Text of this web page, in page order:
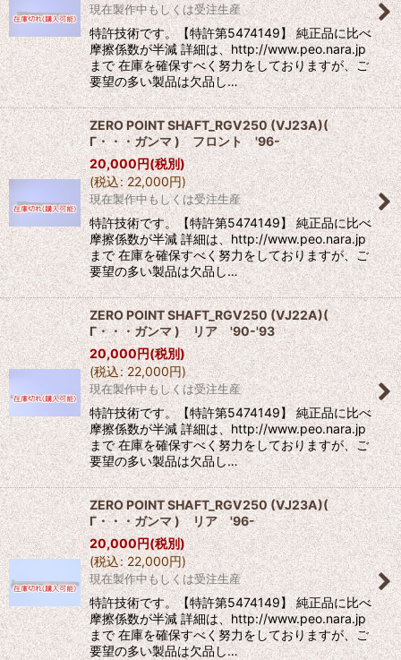
現在製作中もしくは受注生産
特許技術です。【特許第5474149】 純正品に比べ
摩擦係数が半減 詳細は、http://www.peo.nara.jp
まで 在庫を確保すべく努力をしておりますが、ご
要望の多い製品は欠品し…
ZERO POINT SHAFT_RGV250 (VJ23A)(
Γ・・・ガンマ ) フロント '96-
20,000円(税別)
(税込: 22,000円)
現在製作中もしくは受注生産
特許技術です。【特許第5474149】 純正品に比べ
摩擦係数が半減 詳細は、http://www.peo.nara.jp
まで 在庫を確保すべく努力をしておりますが、ご
要望の多い製品は欠品し…
ZERO POINT SHAFT_RGV250 (VJ22A)(
Γ・・・ガンマ ) リア '90-'93
20,000円(税別)
(税込: 22,000円)
現在製作中もしくは受注生産
特許技術です。【特許第5474149】 純正品に比べ
摩擦係数が半減 詳細は、http://www.peo.nara.jp
まで 在庫を確保すべく努力をしておりますが、ご
要望の多い製品は欠品し…
ZERO POINT SHAFT_RGV250 (VJ23A)(
Γ・・・ガンマ ) リア '96-
20,000円(税別)
(税込: 22,000円)
現在製作中もしくは受注生産
特許技術です。【特許第5474149】 純正品に比べ
摩擦係数が半減 詳細は、http://www.peo.nara.jp
まで 在庫を確保すべく努力をしておりますが、ご
要望の多い製品は欠品し…